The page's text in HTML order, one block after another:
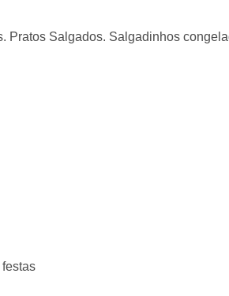
Salgados. Salgadinhos